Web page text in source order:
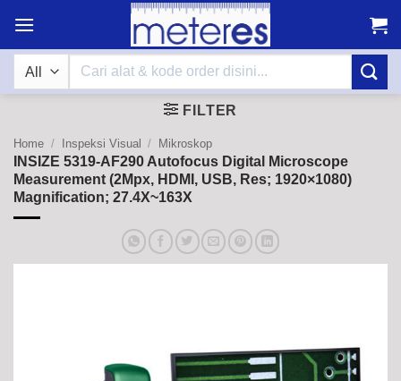
content
Search
FILTER
Home / Inspeksi Visual / Mikroskop
INSIZE 5319-AF290 Autofocus Digital Microscope
Measurement (2Mpx, HDMI, USB, Res; 1920×1080)
Magnification; 27.4X~163X